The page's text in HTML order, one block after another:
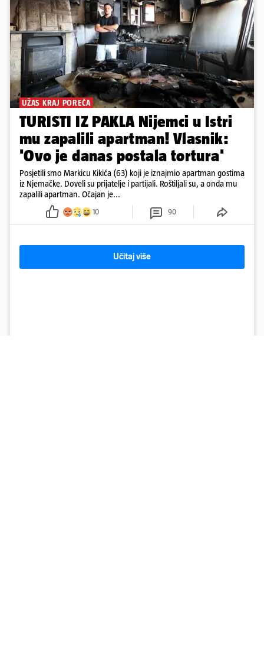
UŽAS KRAJ POREČA
TURISTI IZ PAKLA Nijemci u Istri
mu zapalili apartman! Vlasnik:
'Ovo je danas postala tortura'
Posjetili smo Markicu Kikića (63) koji je iznajmio apartman gostima
iz Njemačke. Doveli su prijatelje i partijali. Roštiljali su, a onda mu
zapalili apartman. Očajan je...
10 90
Učitaj više